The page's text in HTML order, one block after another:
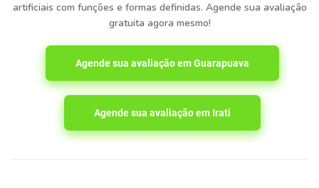
artificiais com funções e formas definidas. Agende sua avaliação
gratuita agora mesmo!
Agende sua avaliação em Guarapuava
Agende sua avaliação em Irati